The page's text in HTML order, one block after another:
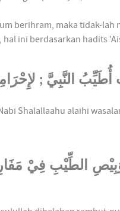
berihram, maka tidak-lah
ini berdasarkan hadits
أُطَيِّبُ النَّبِيَّ ;
Shalallaahu alaihi
الطِّيْبِ فِيْ